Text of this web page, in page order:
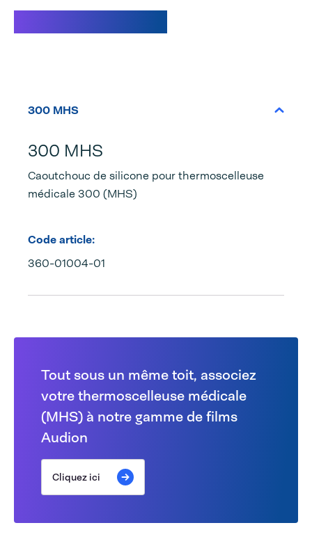
300 MHS
300 MHS
Caoutchouc de silicone pour thermoscelleuse
médicale 300 (MHS)
Code article:
360-01004-01
Tout sous un même toit, associez
votre thermoscelleuse médicale
(MHS) à notre gamme de films
Audion
Cliquez ici